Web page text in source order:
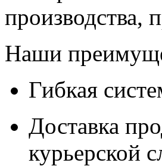
Наши
Гибкая
Доставка
курьерской